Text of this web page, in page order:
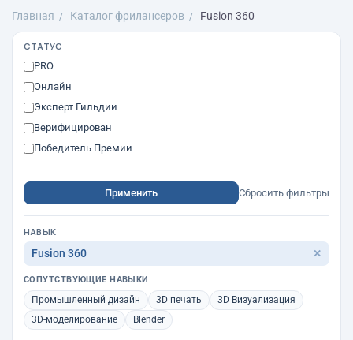
Главная Каталог фрилансеров Fusion 360
СТАТУС
PRO
Онлайн
Эксперт Гильдии
Верифицирован
Победитель Премии
Применить Сбросить фильтры
НАВЫК
Fusion 360 ✕
СОПУТСТВУЮЩИЕ НАВЫКИ
Промышленный дизайн 3D печать
3D Визуализация
3D-моделирование
Blender